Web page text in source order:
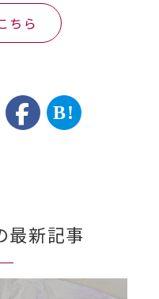
ちら
B!
最新記事